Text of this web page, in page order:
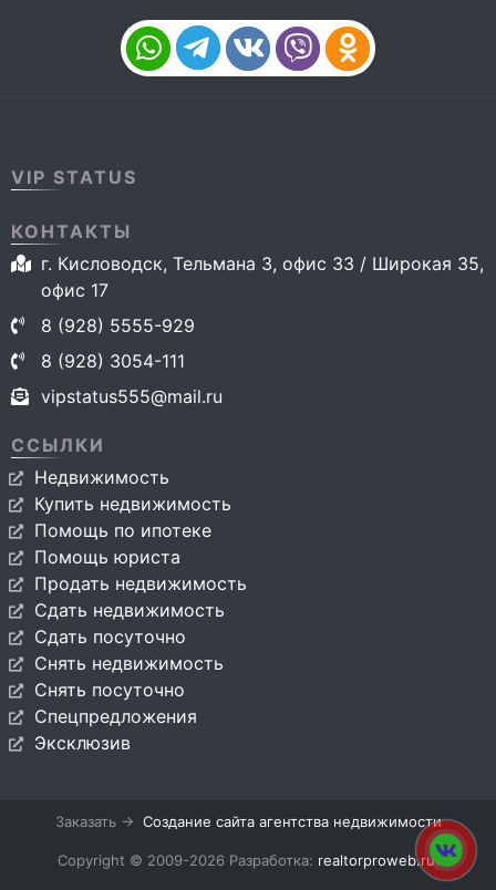
VIP STATUS
КОНТАКТЫ
г. Кисловодск, Тельмана 3, офис 33 / Широкая 35,
офис 17
8 (928) 5555-929
8 (928) 3054-111
vipstatus555@mail.ru
ССЫЛКИ
Недвижимость
Купить недвижимость
Помощь по ипотеке
Помощь юриста
Продать недвижимость
Сдать недвижимость
Сдать посуточно
Снять недвижимость
Снять посуточно
Спецпредложения
Эксклюзив
Заказать → Создание сайта агентства недвижимости
Copyright © 2009-2026 Разработка: realtorproweb.ru.